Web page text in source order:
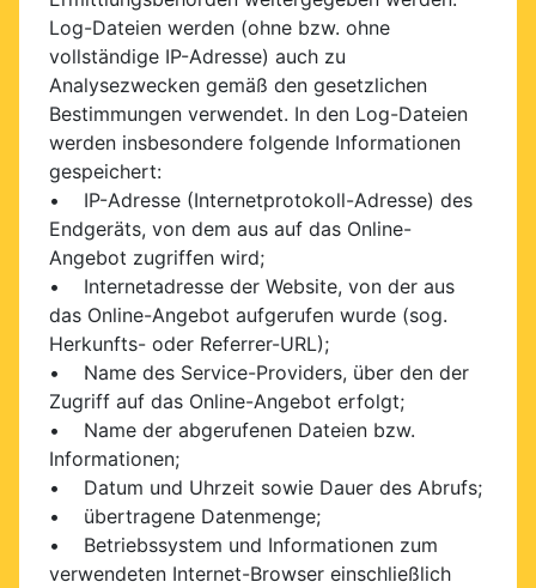
Log-Dateien werden (ohne bzw. ohne
vollständige IP-Adresse) auch zu
Analysezwecken gemäß den gesetzlichen
Bestimmungen verwendet. In den Log-Dateien
werden insbesondere folgende Informationen
gespeichert:
• IP-Adresse (Internetprotokoll-Adresse) des
Endgeräts, von dem aus auf das Online-
Angebot zugriffen wird;
• Internetadresse der Website, von der aus
das Online-Angebot aufgerufen wurde (sog.
Herkunfts- oder Referrer-URL);
• Name des Service-Providers, über den der
Zugriff auf das Online-Angebot erfolgt;
• Name der abgerufenen Dateien bzw.
Informationen;
• Datum und Uhrzeit sowie Dauer des Abrufs;
• übertragene Datenmenge;
• Betriebssystem und Informationen zum
verwendeten Internet-Browser einschließlich